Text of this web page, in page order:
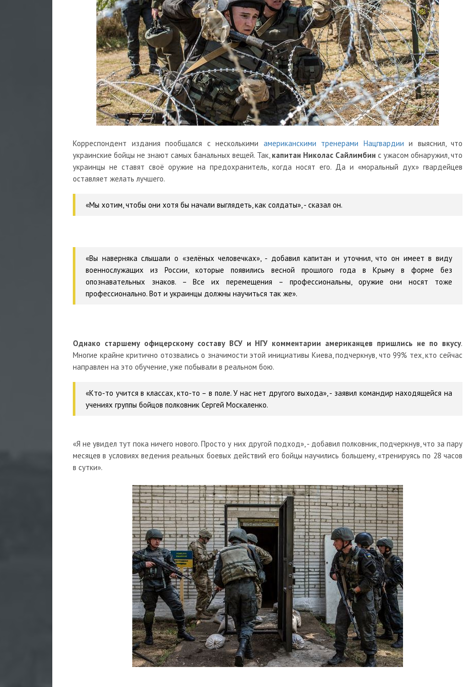
Корреспондент издания пообщался с несколькими американскими тренерами Нацгвардии и выяснил, что
украинские бойцы не знают самых банальных вещей. Так, капитан Николас Сайлимбин с ужасом обнаружил, что
украинцы не ставят своё оружие на предохранитель, когда носят его. Да и «моральный дух» гвардейцев
оставляет желать лучшего.
«Мы хотим, чтобы они хотя бы начали выглядеть, как солдаты», - сказал он.
«Вы наверняка слышали о «зелёных человечках», - добавил капитан и уточнил, что он имеет в виду
военнослужащих из России, которые появились весной прошлого года в Крыму в форме без
опознавательных знаков. – Все их перемещения – профессиональны, оружие они носят тоже
профессионально. Вот и украинцы должны научиться так же».
Однако старшему офицерскому составу ВСУ и НГУ комментарии американцев пришлись не по вкусу.
Многие крайне критично отозвались о значимости этой инициативы Киева, подчеркнув, что 99% тех, кто сейчас
направлен на это обучение, уже побывали в реальном бою.
«Кто-то учится в классах, кто-то – в поле. У нас нет другого выхода», - заявил командир находящейся на
учениях группы бойцов полковник Сергей Москаленко.
«Я не увидел тут пока ничего нового. Просто у них другой подход», - добавил полковник, подчеркнув, что за пару
месяцев в условиях ведения реальных боевых действий его бойцы научились большему, «тренируясь по 28 часов
в сутки».